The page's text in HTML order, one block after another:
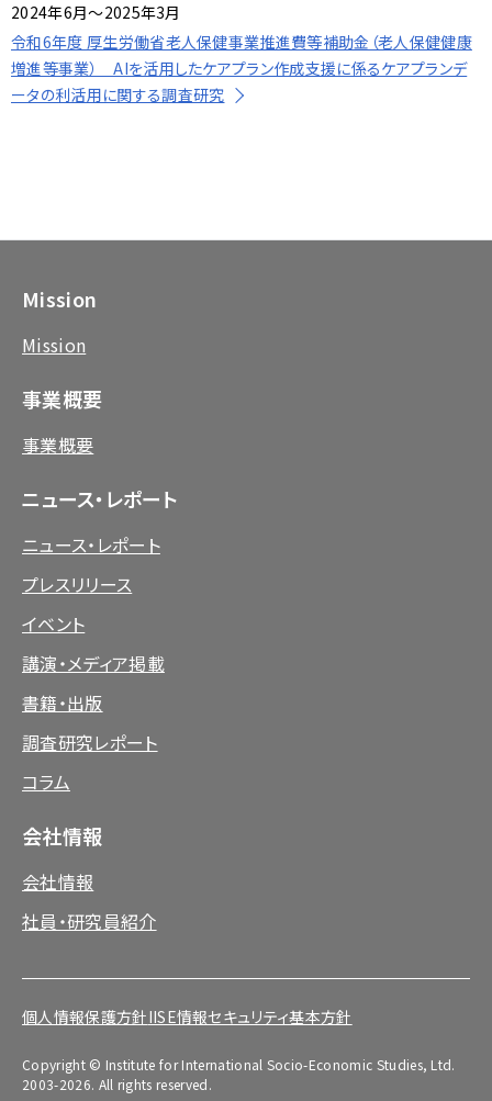
2024年6月～2025年3月
令和6年度 厚生労働省老人保健事業推進費等補助金（老人保健健康
増進等事業） AIを活用したケアプラン作成支援に係るケアプランデ
ータの利活用に関する調査研究
Mission
Mission
事業概要
事業概要
ニュース・レポート
ニュース・レポート
プレスリリース
イベント
講演・メディア掲載
書籍・出版
調査研究レポート
コラム
会社情報
会社情報
社員・研究員紹介
個人情報保護方針IISE情報セキュリティ基本方針
Copyright © Institute for International Socio-Economic Studies, Ltd.
2003-2026. All rights reserved.